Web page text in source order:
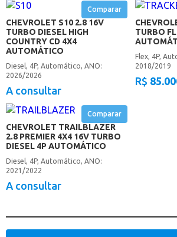
Comparar
CHEVROLET S10 2.8 16V
TURBO DIESEL HIGH
COUNTRY CD 4X4
AUTOMÁTICO
Diesel, 4P, Automático, ANO:
2026/2026
A consultar
TURBO
Flex, 4P,
2018/2019
R$
Comparar
CHEVROLET TRAILBLAZER
2.8 PREMIER 4X4 16V TURBO
DIESEL 4P AUTOMÁTICO
Diesel, 4P, Automático, ANO:
2021/2022
A consultar